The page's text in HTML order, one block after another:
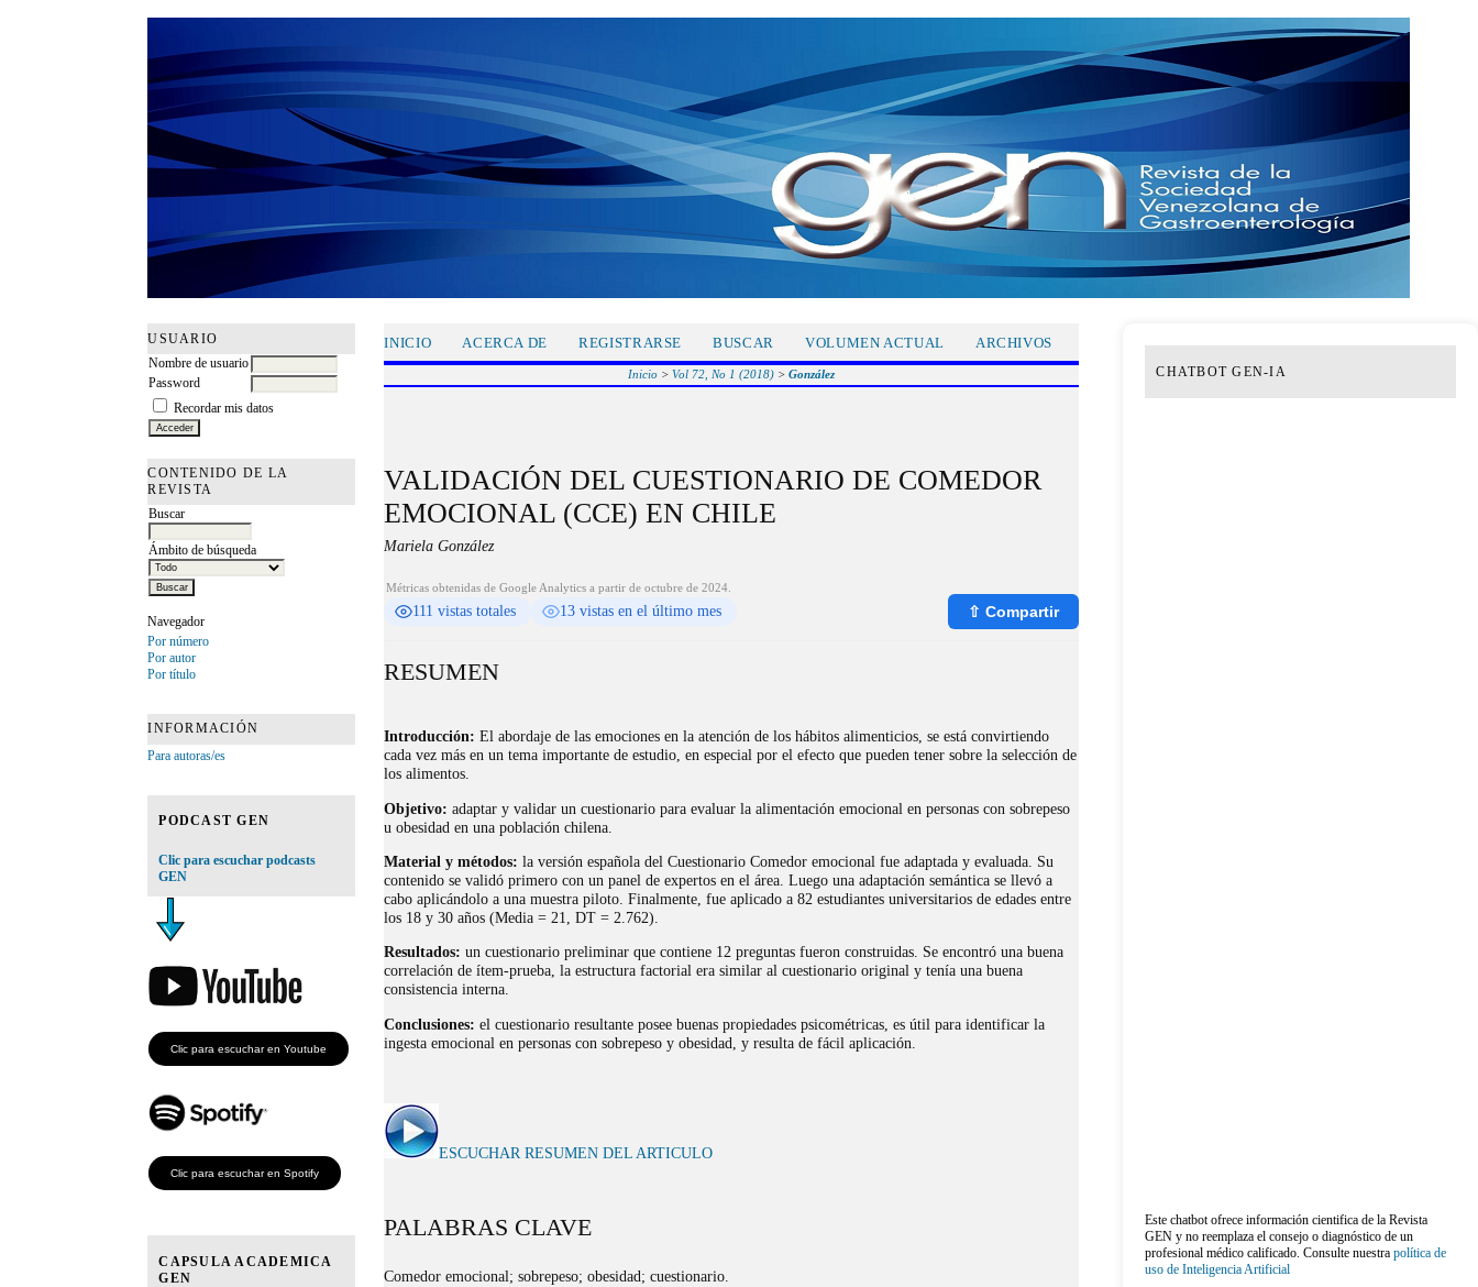
USUARIO
Nombre de usuario
Password
Recordar mis datos
CONTENIDO DE LA
REVISTA
Buscar
Ámbito de búsqueda
Navegador
Por número
Por autor
Por título
INFORMACIÓN
Para autoras/es
PODCAST GEN
Clic para escuchar podcasts
GEN
Clic para escuchar en Youtube
Clic para escuchar en Spotify
CAPSULA ACADEMICA
GEN
CHATBOT GEN-IA
Este chatbot ofrece información cientifica de la Revista
GEN y no reemplaza el consejo o diagnóstico de un
profesional médico calificado. Consulte nuestrapolítica de
uso de Inteligencia Artificial
INICIO ACERCA DE REGISTRARSE BUSCAR VOLUMEN ACTUAL ARCHIVOS
Inicio >Vol 72, No 1 (2018) >González
VALIDACIÓN DEL CUESTIONARIO DE COMEDOR
EMOCIONAL (CCE) EN CHILE
Mariela González
Métricas obtenidas de Google Analytics a partir de octubre de 2024.
111 vistas totales 13 vistas en el último mes ⇧ Compartir
RESUMEN
Introducción: El abordaje de las emociones en la atención de los hábitos alimenticios, se está convirtiendo
cada vez más en un tema importante de estudio, en especial por el efecto que pueden tener sobre la selección de
los alimentos.
Objetivo: adaptar y validar un cuestionario para evaluar la alimentación emocional en personas con sobrepeso
u obesidad en una población chilena.
Material y métodos: la versión española del Cuestionario Comedor emocional fue adaptada y evaluada. Su
contenido se validó primero con un panel de expertos en el área. Luego una adaptación semántica se llevó a
cabo aplicándolo a una muestra piloto. Finalmente, fue aplicado a 82 estudiantes universitarios de edades entre
los 18 y 30 años (Media = 21, DT = 2.762).
Resultados: un cuestionario preliminar que contiene 12 preguntas fueron construidas. Se encontró una buena
correlación de ítem-prueba, la estructura factorial era similar al cuestionario original y tenía una buena
consistencia interna.
Conclusiones: el cuestionario resultante posee buenas propiedades psicométricas, es útil para identificar la
ingesta emocional en personas con sobrepeso y obesidad, y resulta de fácil aplicación.
ESCUCHAR RESUMEN DEL ARTICULO
PALABRAS CLAVE
Comedor emocional; sobrepeso; obesidad; cuestionario.